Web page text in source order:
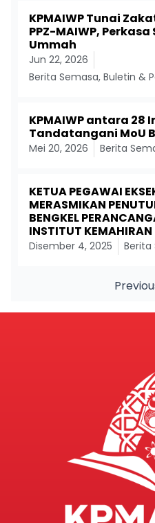
KPMAIWP Tunai
PPZ-MAIWP,
Ummah
Jun 22, 2026
Berita Semasa, Buletin &
KPMAIWP antara 28
Tandatangani MoU
Mei 20, 2026 Berita
KETUA PEGAWAI
MERASMIKAN
BENGKEL
INSTITUT
Disember 4, 2025 Berita